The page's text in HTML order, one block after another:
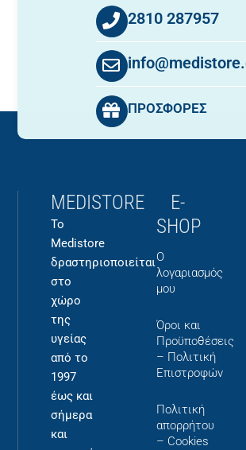
2810 287957
ΠΡΟΣΦΟΡΕΣ
MEDISTORE
Το
Medistore
δραστηριοποιείται
στο
χώρο
της
υγείας
από το
1997
έως και
σήμερα
και
E-
SHOP
Ο
λογαριασμός
μου
Όροι και
Προϋποθέσεις
– Πολιτική
Επιστροφών
Πολιτική
απορρήτου
– Cookies